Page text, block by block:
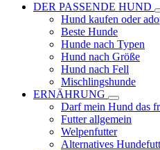
DER PASSENDE HUND
Hund kaufen oder
Beste Hunde
Hunde nach Typen
Hund nach Größe
Hund nach Fell
Mischlingshunde
ERNÄHRUNG
Darf mein Hund das
Futter allgemein
Welpenfutter
Alternatives